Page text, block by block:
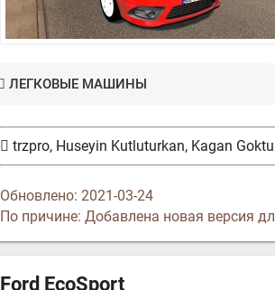
ЛЕГКОВЫЕ МАШИНЫ
trzpro, Huseyin Kutluturkan, Kagan
Обновлено: 2021-03-24
По причине: Добавлена новая версия
Ford EcoSport